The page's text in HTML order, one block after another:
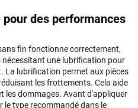
des performances
fin fonctionne correctement,
nécessitant une lubrification pour
La lubrification permet aux pièces
les frottements. Cela aide
les dommages. Avant d'appliquer
le type recommandé dans le